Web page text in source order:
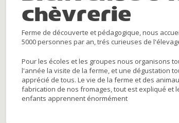
chèvrerie
Ferme de découverte et pédagogique, nous
5000 personnes par an, trés curieuses de
Pour les écoles et les groupes nous organisons
l'année la visite de la ferme, et une dégustation
apprécié de tous. Le vie de la ferme et des
fabrication de nos fromages, tout est expliqué et
enfants apprennent énormément